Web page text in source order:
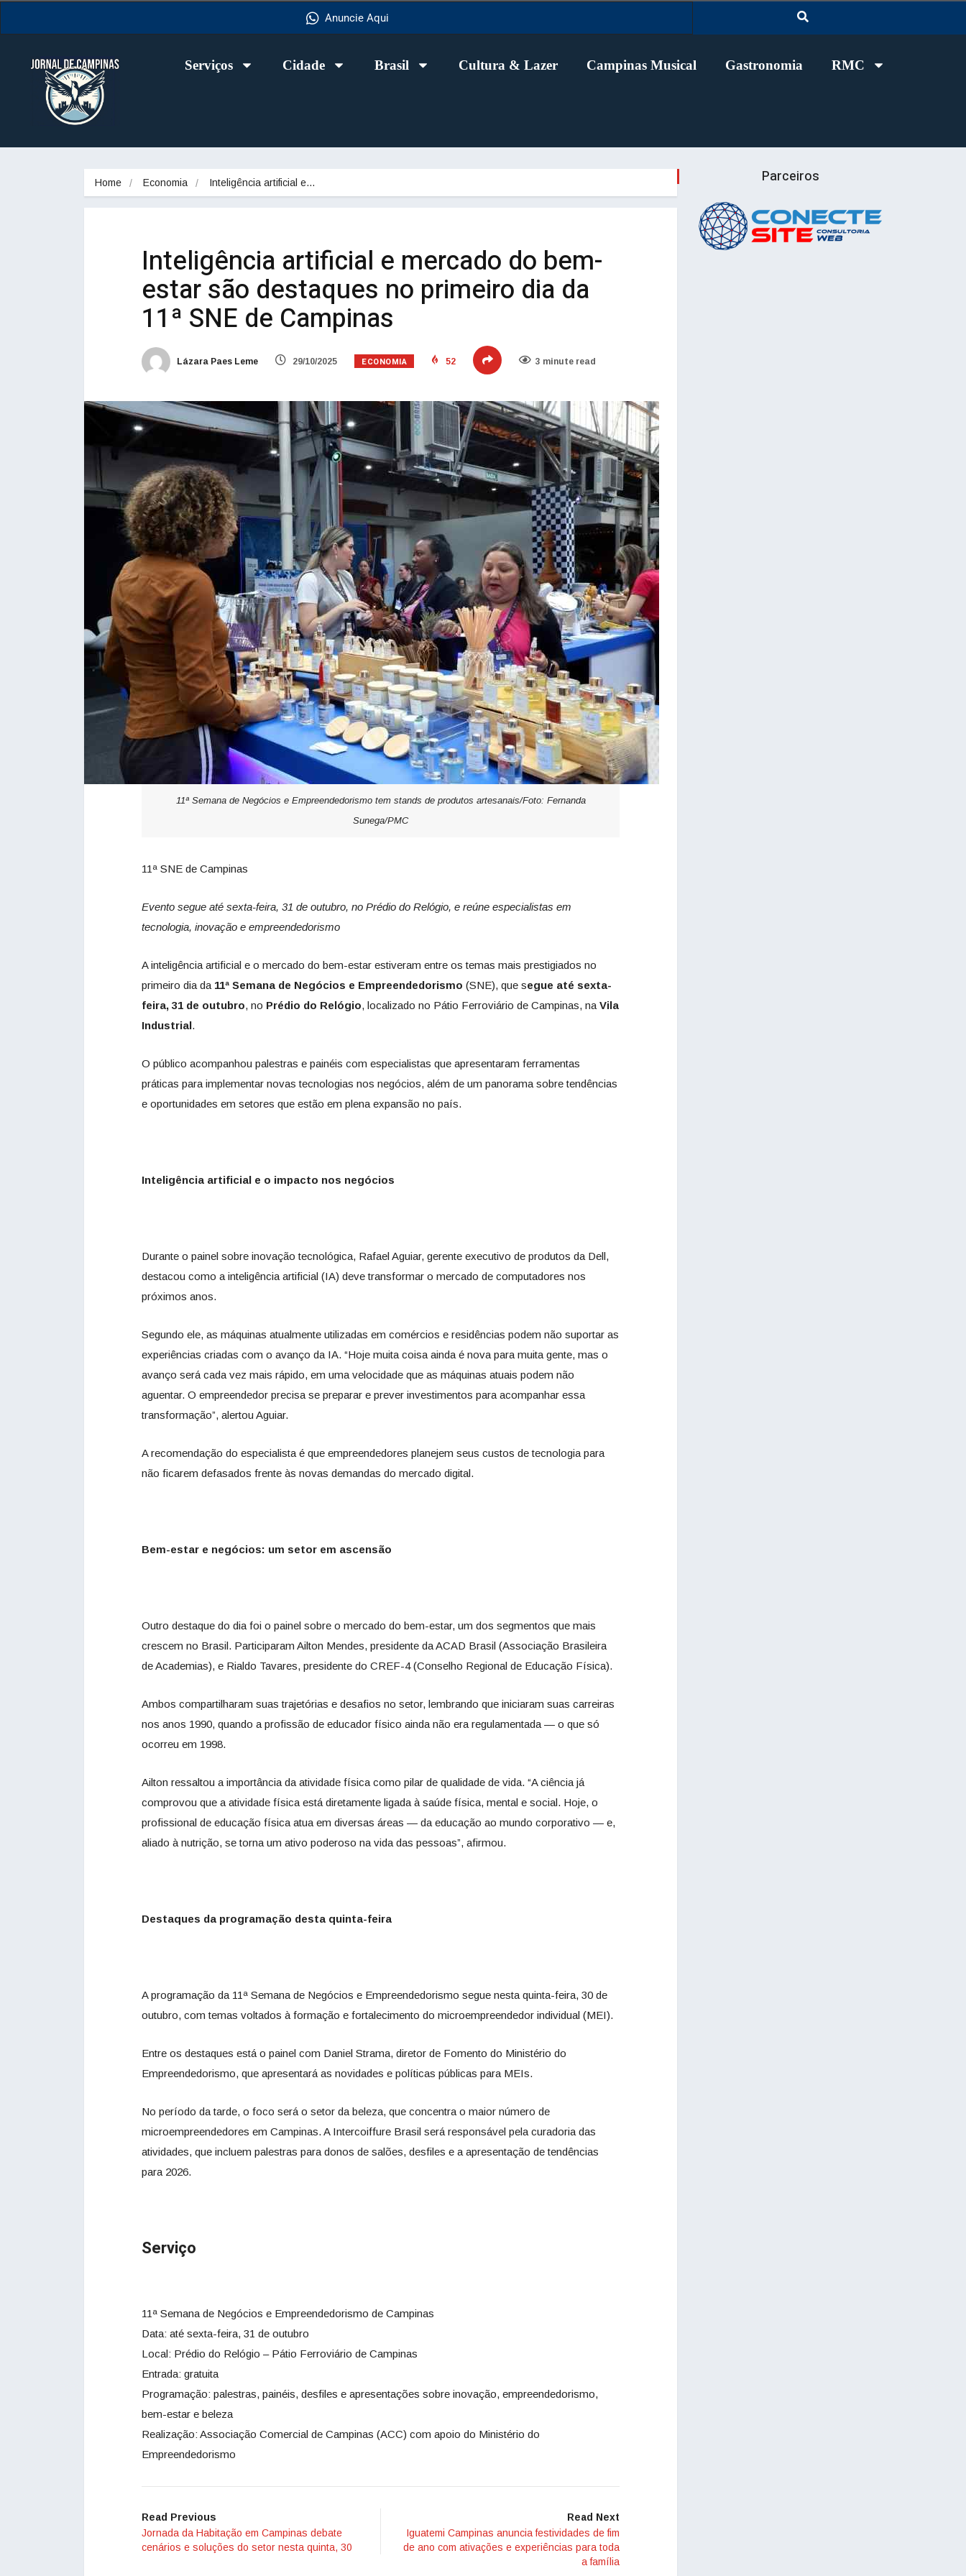
Anuncie Aqui
Serviços Cidade Brasil Cultura & Lazer Campinas Musical Gastronomia RMC
Home Economia Inteligência artificial e…
Inteligência artificial e mercado do bem-
estar são destaques no primeiro dia da
11ª SNE de Campinas
Lázara Paes Leme 29/10/2025 ECONOMIA 52 3 minute read
11ª Semana de Negócios e Empreendedorismo tem stands de produtos artesanais/Foto: Fernanda
Sunega/PMC
11ª SNE de Campinas
Evento segue até sexta-feira, 31 de outubro, no Prédio do Relógio, e reúne especialistas em
tecnologia, inovação e empreendedorismo
A inteligência artificial e o mercado do bem-estar estiveram entre os temas mais prestigiados no
primeiro dia da 11ª Semana de Negócios e Empreendedorismo (SNE), que segue até sexta-
feira, 31 de outubro, no Prédio do Relógio, localizado no Pátio Ferroviário de Campinas, na Vila
Industrial.
O público acompanhou palestras e painéis com especialistas que apresentaram ferramentas
práticas para implementar novas tecnologias nos negócios, além de um panorama sobre tendências
e oportunidades em setores que estão em plena expansão no país.
Inteligência artificial e o impacto nos negócios
Durante o painel sobre inovação tecnológica, Rafael Aguiar, gerente executivo de produtos da Dell,
destacou como a inteligência artificial (IA) deve transformar o mercado de computadores nos
próximos anos.
Segundo ele, as máquinas atualmente utilizadas em comércios e residências podem não suportar as
experiências criadas com o avanço da IA. “Hoje muita coisa ainda é nova para muita gente, mas o
avanço será cada vez mais rápido, em uma velocidade que as máquinas atuais podem não
aguentar. O empreendedor precisa se preparar e prever investimentos para acompanhar essa
transformação”, alertou Aguiar.
A recomendação do especialista é que empreendedores planejem seus custos de tecnologia para
não ficarem defasados frente às novas demandas do mercado digital.
Bem-estar e negócios: um setor em ascensão
Outro destaque do dia foi o painel sobre o mercado do bem-estar, um dos segmentos que mais
crescem no Brasil. Participaram Ailton Mendes, presidente da ACAD Brasil (Associação Brasileira
de Academias), e Rialdo Tavares, presidente do CREF-4 (Conselho Regional de Educação Física).
Ambos compartilharam suas trajetórias e desafios no setor, lembrando que iniciaram suas carreiras
nos anos 1990, quando a profissão de educador físico ainda não era regulamentada — o que só
ocorreu em 1998.
Ailton ressaltou a importância da atividade física como pilar de qualidade de vida. “A ciência já
comprovou que a atividade física está diretamente ligada à saúde física, mental e social. Hoje, o
profissional de educação física atua em diversas áreas — da educação ao mundo corporativo — e,
aliado à nutrição, se torna um ativo poderoso na vida das pessoas”, afirmou.
Destaques da programação desta quinta-feira
A programação da 11ª Semana de Negócios e Empreendedorismo segue nesta quinta-feira, 30 de
outubro, com temas voltados à formação e fortalecimento do microempreendedor individual (MEI).
Entre os destaques está o painel com Daniel Strama, diretor de Fomento do Ministério do
Empreendedorismo, que apresentará as novidades e políticas públicas para MEIs.
No período da tarde, o foco será o setor da beleza, que concentra o maior número de
microempreendedores em Campinas. A Intercoiffure Brasil será responsável pela curadoria das
atividades, que incluem palestras para donos de salões, desfiles e a apresentação de tendências
para 2026.
Serviço
11ª Semana de Negócios e Empreendedorismo de Campinas
Data: até sexta-feira, 31 de outubro
Local: Prédio do Relógio – Pátio Ferroviário de Campinas
Entrada: gratuita
Programação: palestras, painéis, desfiles e apresentações sobre inovação, empreendedorismo,
bem-estar e beleza
Realização: Associação Comercial de Campinas (ACC) com apoio do Ministério do
Empreendedorismo
Read Previous
Jornada da Habitação em Campinas debate
cenários e soluções do setor nesta quinta, 30
Read Next
Iguatemi Campinas anuncia festividades de fim
de ano com ativações e experiências para toda
a família
Parceiros